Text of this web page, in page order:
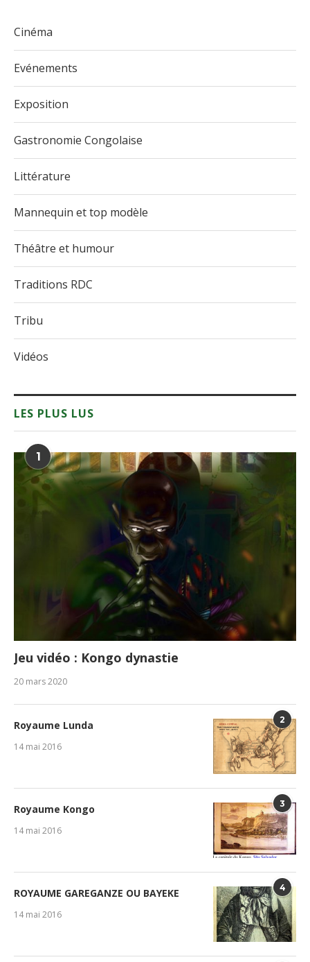
Cinéma
Evénements
Exposition
Gastronomie Congolaise
Littérature
Mannequin et top modèle
Théâtre et humour
Traditions RDC
Tribu
Vidéos
LES PLUS LUS
1
Jeu vidéo : Kongo dynastie
20 mars 2020
2
Royaume Lunda
14 mai 2016
3
Royaume Kongo
14 mai 2016
4
ROYAUME GAREGANZE OU BAYEKE
14 mai 2016